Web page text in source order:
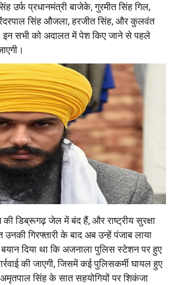
उर्फ ​​प्रधानमंत्री बाजेके, गुरमीत सिंह गिल,
सिंह औजला, हरजीत सिंह, और कुलवंत
इन सभी को अदालत में पेश किए जाने से पहले
डिब्रूगढ़ जेल में बंद हैं, और राष्ट्रीय सुरक्षा
गिरफ्तारी के बाद अब उन्हें पंजाब लाया
दिया था कि अजनाला पुलिस स्टेशन पर हुए
की जाएगी, जिसमें कई पुलिसकर्मी घायल हुए
सिंह के सात सहयोगियों पर शिकंजा